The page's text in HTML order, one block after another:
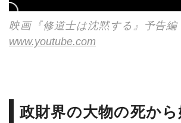
映画『修道士は沈黙する』予告編
www.youtube.com
政財界の大物の死か